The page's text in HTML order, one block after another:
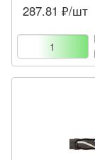
287.81 ₽/шт